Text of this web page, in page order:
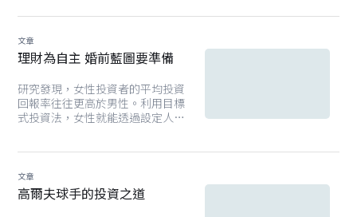
文章
理財為自主 婚前藍圖要準備
研究發現，女性投資者的平均投資
回報率往往更高於男性。利用目標
式投資法，女性就能透過設定人生
文章
高爾夫球手的投資之道